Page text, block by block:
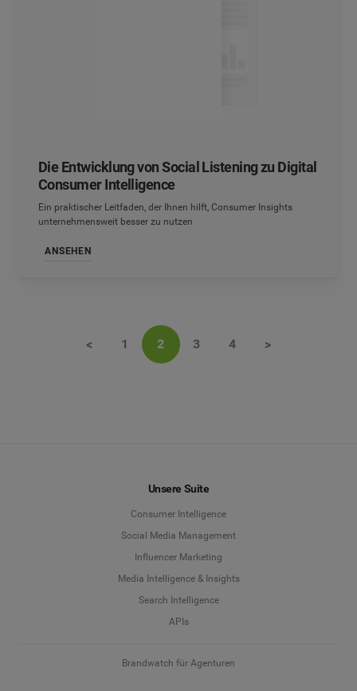
Die Entwicklung von Social Listening zu Digital
Consumer Intelligence
Ein praktischer Leitfaden, der Ihnen hilft, Consumer Insights
unternehmensweit besser zu nutzen
ANSEHEN
< 1 2 3 4 >
Unsere Suite
Consumer Intelligence
Social Media Management
Influencer Marketing
Media Intelligence & Insights
Search Intelligence
APIs
Brandwatch für Agenturen